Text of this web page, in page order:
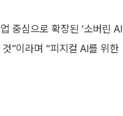
중심으로 확장된 ‘소버린 AI
”이라며 “피지컬 AI를 위한